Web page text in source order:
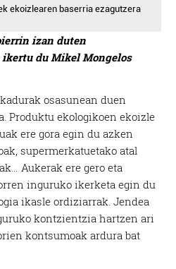
ekoizlearen baserria ezagutzera
izan duten
du Mikel Mongelos
osasunean duen
Produktu ekologikoen ekoizle
ere gora egin du azken
supermerkatuetako atal
Aukerak ere gero eta
inguruko ikerketa egin du
ikasle ordiziarrak. Jendea
kontzientzia hartzen ari
kontsumoak ardura bat